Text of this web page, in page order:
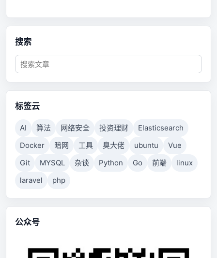
搜索
标签云
AI 算法 网络安全 投资理财
Elasticsearch
Docker
暗网 工具 臭大佬 ubuntu
Vue
Git
MYSQL 杂谈 Python Go 前端
linux
laravel
php
公众号